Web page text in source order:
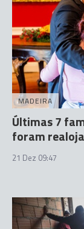
MADEIRA
Últimas 7
foram
21 Dez 09:47